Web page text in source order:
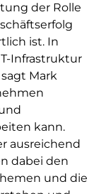
der Rolle
ist. In
Infrastruktur
Mark
kann.
ausreichend
dabei den
und die